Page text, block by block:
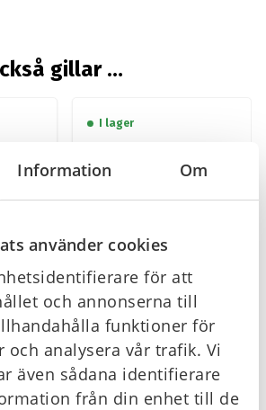
Information Om
använder cookies
för att
och annonserna till
funktioner för
och analysera vår trafik. Vi
även sådana identifierare
från din enhet till de
gillar …
ej
till
I lager
Brandskylt –
Inomhusbrandpost
Från
70kr
Gå till